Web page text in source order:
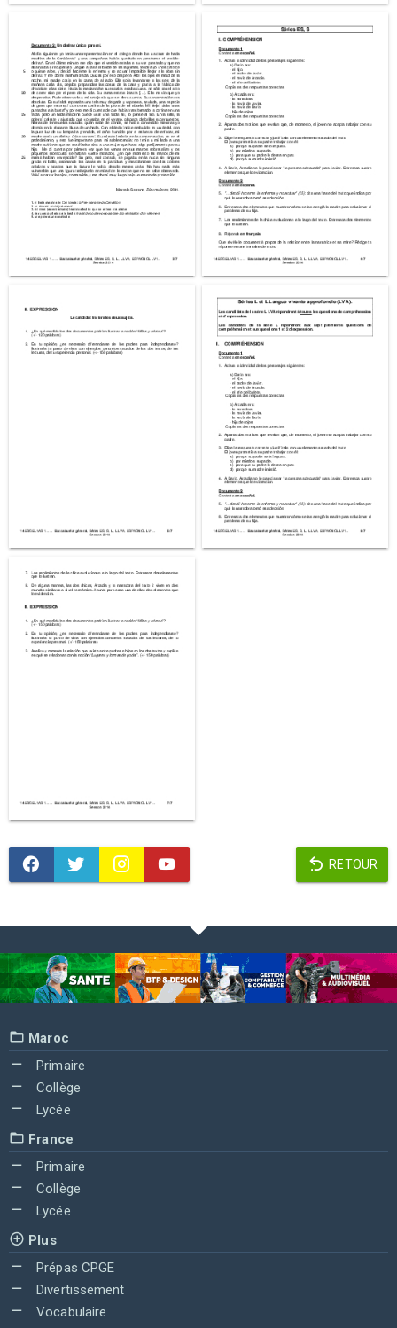
RETOUR
Maroc
Primaire
Collège
Lycée
France
Primaire
Collège
Lycée
Plus
Prépas CPGE
Divertissement
Vocabulaire